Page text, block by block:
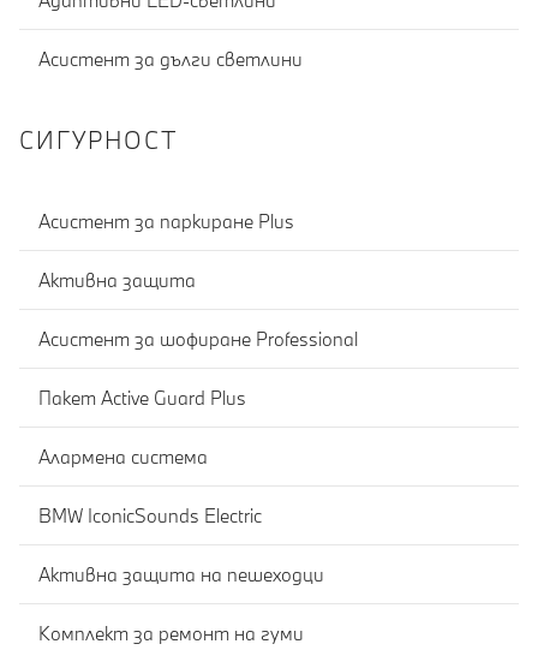
Асистент за дълги светлини
СИГУРНОСТ
Асистент за паркиране Plus
Активна защита
Асистент за шофиране Professional
Пакет Active Guard Plus
Алармена система
BMW IconicSounds Electric
Активна защита на пешеходци
Комплект за ремонт на гуми